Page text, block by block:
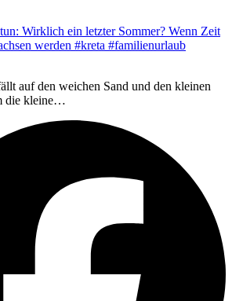
Wirklich ein letzter Sommer? Wenn Zeit
werden #kreta #familienurlaub
auf den weichen Sand und den kleinen
die kleine…